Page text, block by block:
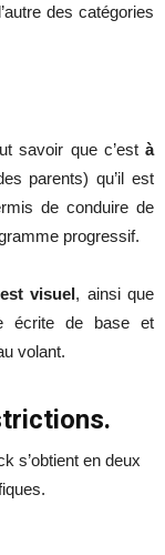
des catégories
savoir que c’est à
parents) qu’il est
de conduire de
progressif.
visuel, ainsi que
écrite de base et
volant.
s’obtient en deux